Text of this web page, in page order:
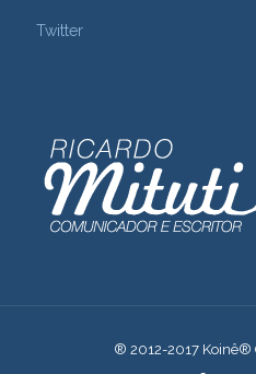
Twitter
® 2012-2017 Koinê®